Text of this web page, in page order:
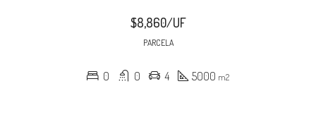
$8,860/UF
PARCELA
0 0 4 5000 m2